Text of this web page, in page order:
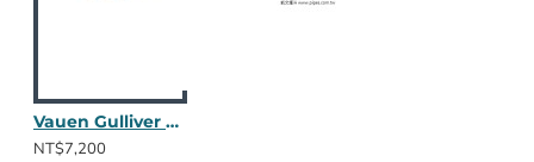
Vauen Gulliver GV113
NT$7,200